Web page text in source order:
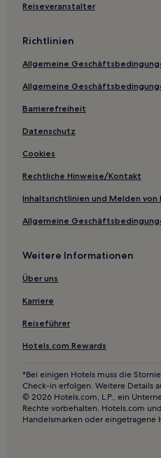
Reiseveranstalter
Richtlinien
Allgemeine
Allgemeine
Barrierefreiheit
Datenschutz
Cookies
Rechtliche Hinweise/Kontakt
Inhaltsrichtlinien und Melden von
Allgemeine
Weitere Informationen
Über uns
Karriere
Reiseführer
Hotels.com Rewards
*Bei einigen Hotels muss die
Check-in erfolgen. Weitere Details
© 2026 Hotels.com, L.P., ein
Rechte vorbehalten. Hotels.com
Handelsmarken oder eingetragene